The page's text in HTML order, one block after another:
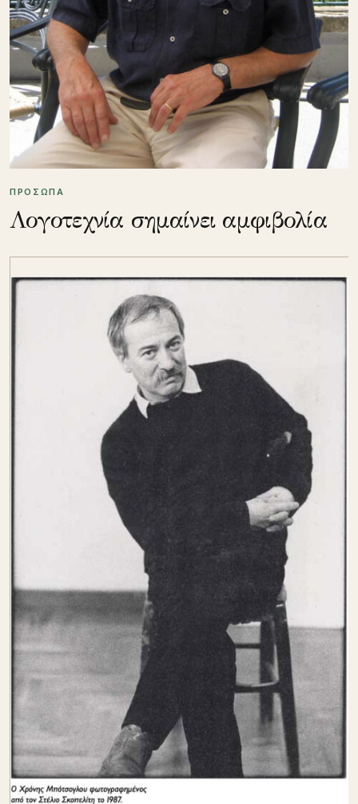
ΠΡΟΣΩΠΑ
Λογοτεχνία σημαίνει αμφιβολία